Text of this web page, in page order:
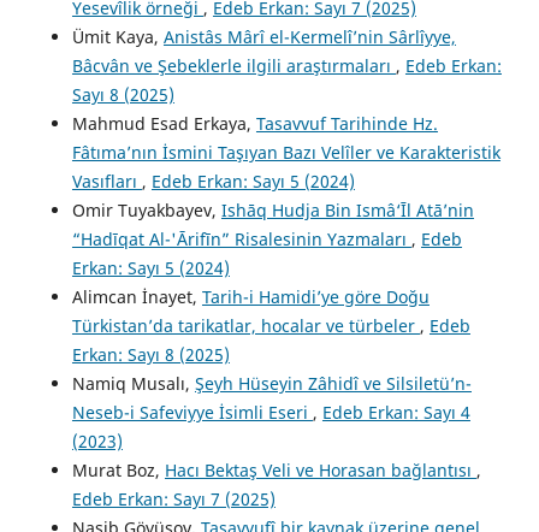
Yesevîlik örneği , Edeb Erkan: Sayı 7 (2025)
Ümit Kaya, Anistâs Mârî el-Kermelî’nin Sârlîyye,
Bâcvân ve Şebeklerle ilgili araştırmaları , Edeb Erkan:
Sayı 8 (2025)
Mahmud Esad Erkaya, Tasavvuf Tarihinde Hz.
Fâtıma’nın İsmini Taşıyan Bazı Velîler ve Karakteristik
Vasıfları , Edeb Erkan: Sayı 5 (2024)
Omir Tuyakbayev, Ishāq Hudja Bin Ismâ‘Īl Atā’nin
“Hadīqat Al-'Ārifīn” Risalesinin Yazmaları , Edeb
Erkan: Sayı 5 (2024)
Alimcan İnayet, Tarih-i Hamidi’ye göre Doğu
Türkistan’da tarikatlar, hocalar ve türbeler , Edeb
Erkan: Sayı 8 (2025)
Namiq Musalı, Şeyh Hüseyin Zâhidî ve Silsiletü’n-
Neseb-i Safeviyye İsimli Eseri , Edeb Erkan: Sayı 4
(2023)
Murat Boz, Hacı Bektaş Veli ve Horasan bağlantısı ,
Edeb Erkan: Sayı 7 (2025)